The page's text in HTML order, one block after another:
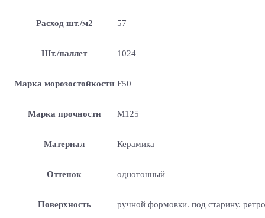
Расход шт./м2 57
Шт./паллет 1024
Марка морозостойкости F50
Марка прочности М125
Материал Керамика
Оттенок однотонный
Поверхность ручной формовки. под старину. ретро